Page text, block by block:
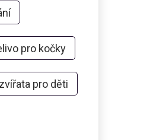
pro kočky
zvířata pro děti